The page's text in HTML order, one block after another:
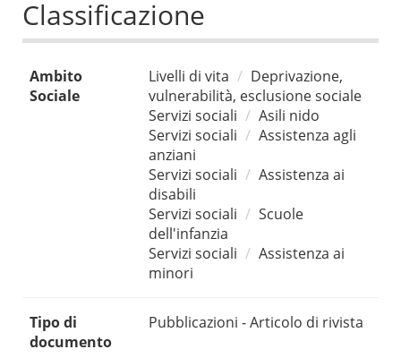
Classificazione
Ambito
Sociale
Livelli di vita
Deprivazione,
vulnerabilità, esclusione sociale
Servizi sociali
Asili nido
Servizi sociali
Assistenza agli
anziani
Servizi sociali
Assistenza ai
disabili
Servizi sociali
Scuole
dell'infanzia
Servizi sociali
Assistenza ai
minori
Tipo di
documento
Pubblicazioni - Articolo di rivista